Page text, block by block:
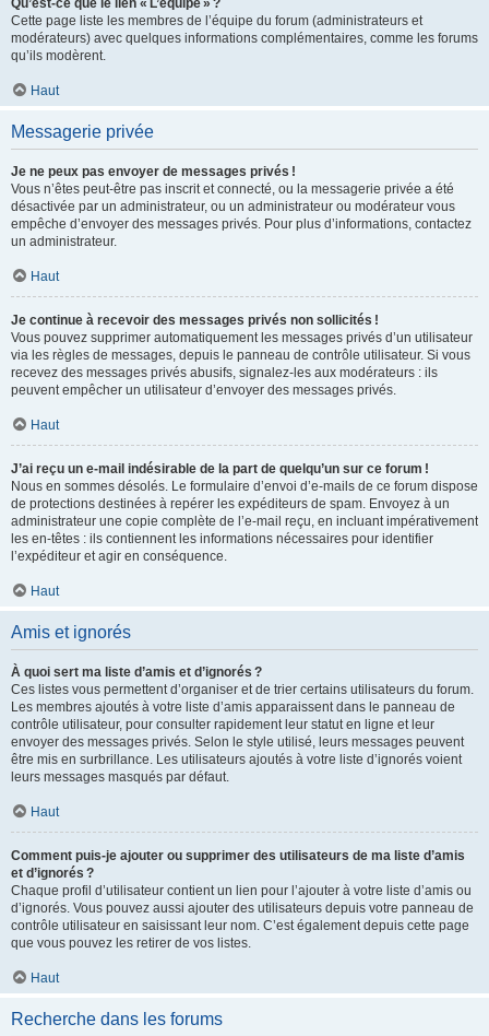
Qu’est-ce que le lien « L’équipe » ?
Cette page liste les membres de l’équipe du forum (administrateurs et
modérateurs) avec quelques informations complémentaires, comme les forums
qu’ils modèrent.
Haut
Messagerie privée
Je ne peux pas envoyer de messages privés !
Vous n’êtes peut-être pas inscrit et connecté, ou la messagerie privée a été
désactivée par un administrateur, ou un administrateur ou modérateur vous
empêche d’envoyer des messages privés. Pour plus d’informations, contactez
un administrateur.
Haut
Je continue à recevoir des messages privés non sollicités !
Vous pouvez supprimer automatiquement les messages privés d’un utilisateur
via les règles de messages, depuis le panneau de contrôle utilisateur. Si vous
recevez des messages privés abusifs, signalez-les aux modérateurs : ils
peuvent empêcher un utilisateur d’envoyer des messages privés.
Haut
J’ai reçu un e-mail indésirable de la part de quelqu’un sur ce forum !
Nous en sommes désolés. Le formulaire d’envoi d’e-mails de ce forum dispose
de protections destinées à repérer les expéditeurs de spam. Envoyez à un
administrateur une copie complète de l’e-mail reçu, en incluant impérativement
les en-têtes : ils contiennent les informations nécessaires pour identifier
l’expéditeur et agir en conséquence.
Haut
Amis et ignorés
À quoi sert ma liste d’amis et d’ignorés ?
Ces listes vous permettent d’organiser et de trier certains utilisateurs du forum.
Les membres ajoutés à votre liste d’amis apparaissent dans le panneau de
contrôle utilisateur, pour consulter rapidement leur statut en ligne et leur
envoyer des messages privés. Selon le style utilisé, leurs messages peuvent
être mis en surbrillance. Les utilisateurs ajoutés à votre liste d’ignorés voient
leurs messages masqués par défaut.
Haut
Comment puis-je ajouter ou supprimer des utilisateurs de ma liste d’amis
et d’ignorés ?
Chaque profil d’utilisateur contient un lien pour l’ajouter à votre liste d’amis ou
d’ignorés. Vous pouvez aussi ajouter des utilisateurs depuis votre panneau de
contrôle utilisateur en saisissant leur nom. C’est également depuis cette page
que vous pouvez les retirer de vos listes.
Haut
Recherche dans les forums